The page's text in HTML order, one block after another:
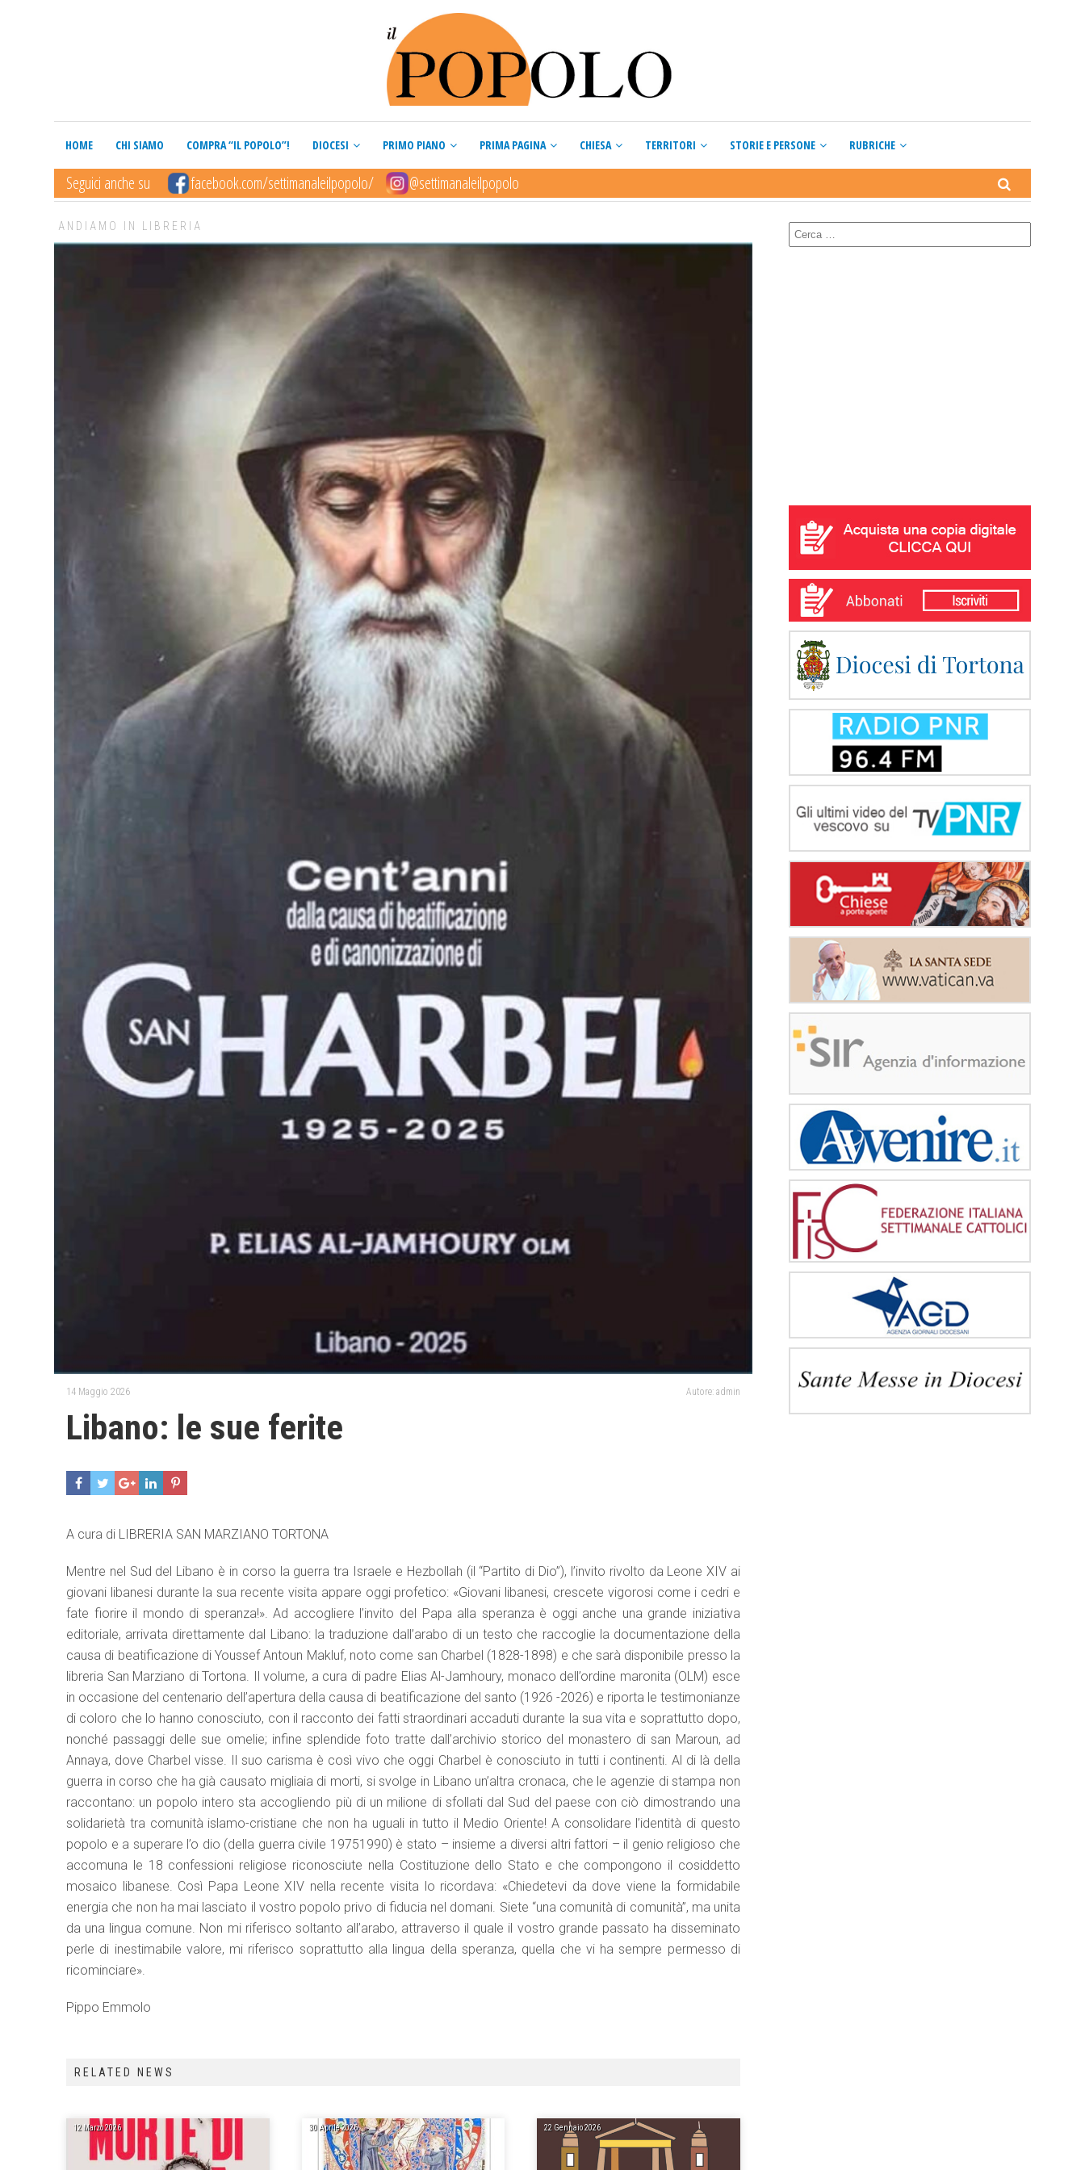
HOME CHI SIAMO COMPRA “IL POPOLO”! DIOCESI PRIMO PIANO PRIMA PAGINA CHIESA TERRITORI STORIE E PERSONE RUBRICHE
Seguici anche su facebook.com/settimanaleilpopolo/ @settimanaleilpopolo
ANDIAMO IN LIBRERIA
14 Maggio 2026 Autore: admin
Libano: le sue ferite
A cura di LIBRERIA SAN MARZIANO TORTONA
Mentre nel Sud del Libano è in corso la guerra tra Israele e Hezbollah (il “Partito di Dio”), l’invito rivolto da Leone XIV ai
giovani libanesi durante la sua recente visita appare oggi profetico: «Giovani libanesi, crescete vigorosi come i cedri e
fate fiorire il mondo di speranza!». Ad accogliere l’invito del Papa alla speranza è oggi anche una grande iniziativa
editoriale, arrivata direttamente dal Libano: la traduzione dall’arabo di un testo che raccoglie la documentazione della
causa di beatificazione di Youssef Antoun Makluf, noto come san Charbel (1828-1898) e che sarà disponibile presso la
libreria San Marziano di Tortona. Il volume, a cura di padre Elias Al-Jamhoury, monaco dell’ordine maronita (OLM) esce
in occasione del centenario dell’apertura della causa di beatificazione del santo (1926 -2026) e riporta le testimonianze
di coloro che lo hanno conosciuto, con il racconto dei fatti straordinari accaduti durante la sua vita e soprattutto dopo,
nonché passaggi delle sue omelie; infine splendide foto tratte dall’archivio storico del monastero di san Maroun, ad
Annaya, dove Charbel visse. Il suo carisma è così vivo che oggi Charbel è conosciuto in tutti i continenti. Al di là della
guerra in corso che ha già causato migliaia di morti, si svolge in Libano un’altra cronaca, che le agenzie di stampa non
raccontano: un popolo intero sta accogliendo più di un milione di sfollati dal Sud del paese con ciò dimostrando una
solidarietà tra comunità islamo-cristiane che non ha uguali in tutto il Medio Oriente! A consolidare l’identità di questo
popolo e a superare l’o dio (della guerra civile 19751990) è stato – insieme a diversi altri fattori – il genio religioso che
accomuna le 18 confessioni religiose riconosciute nella Costituzione dello Stato e che compongono il cosiddetto
mosaico libanese. Così Papa Leone XIV nella recente visita lo ricordava: «Chiedetevi da dove viene la formidabile
energia che non ha mai lasciato il vostro popolo privo di fiducia nel domani. Siete “una comunità di comunità”, ma unita
da una lingua comune. Non mi riferisco soltanto all’arabo, attraverso il quale il vostro grande passato ha disseminato
perle di inestimabile valore, mi riferisco soprattutto alla lingua della speranza, quella che vi ha sempre permesso di
ricominciare».
Pippo Emmolo
RELATED NEWS
12 Marzo 2026 30 Aprile 2026 22 Gennaio 2026